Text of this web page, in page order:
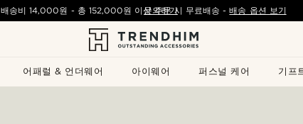
어패럴 & 언더웨어 아이웨어 퍼스널 케어 기프
배송비14,000원 - 총 152,000원 이상 주문 시 무료배송- 배송 옵션 보기
문의하기